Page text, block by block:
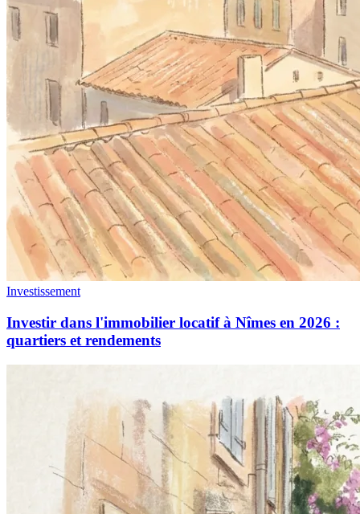
Investissement
Investir dans l'immobilier locatif à Nîmes en 2026 :
quartiers et rendements